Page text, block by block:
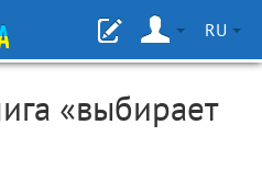
RU
«выбирает